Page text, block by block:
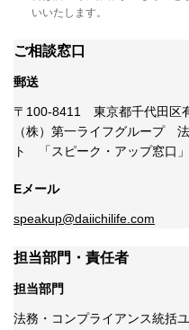
いいたします。
ご相談窓口
郵送
〒100-8411 東京都千代田区
（株）第一ライフグループ
ト 「スピーク・アップ窓口
Eメール
speakup@daiichilife.com
担当部門・責任者
担当部門
法務・コンプライアンス統括